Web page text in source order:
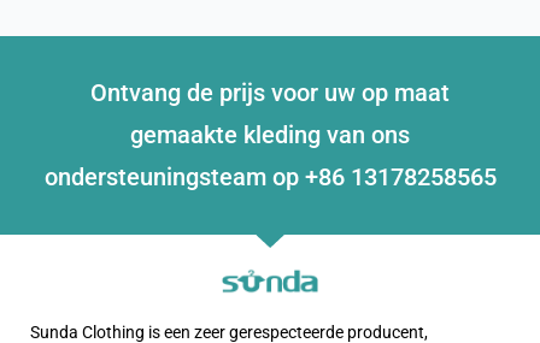
Ontvang de prijs voor uw op maat
gemaakte kleding van ons
ondersteuningsteam op +86 13178258565
Sunda Clothing is een zeer gerespecteerde producent,